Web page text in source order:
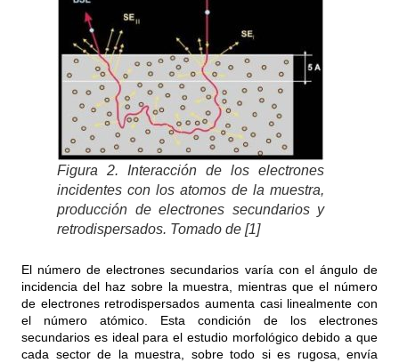
Figura 2. Interacción de los electrones
incidentes con los atomos de la muestra,
producción de electrones secundarios y
retrodispersados. Tomado de [1]
El número de electrones secundarios varía con el ángulo de
incidencia del haz sobre la muestra, mientras que el número
de electrones retrodispersados aumenta casi linealmente con
el número atómico. Esta condición de los electrones
secundarios es ideal para el estudio morfológico debido a que
cada sector de la muestra, sobre todo si es rugosa, envía